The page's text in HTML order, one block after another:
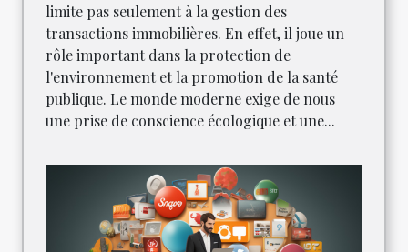
limite pas seulement à la gestion des
transactions immobilières. En effet, il joue un
rôle important dans la protection de
l'environnement et la promotion de la santé
publique. Le monde moderne exige de nous
une prise de conscience écologique et une...